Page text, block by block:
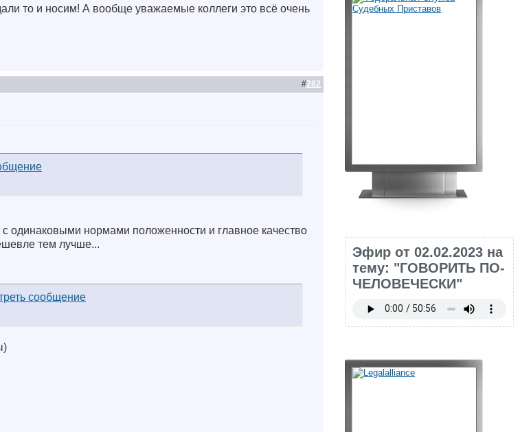
то и носим! А вообще уважаемые коллеги это всё очень
#282
одинаковыми нормами положенности и главное качество
тем лучше...
Эфир от 02.02.2023 на
тему: "ГОВОРИТЬ ПО-
ЧЕЛОВЕЧЕСКИ"